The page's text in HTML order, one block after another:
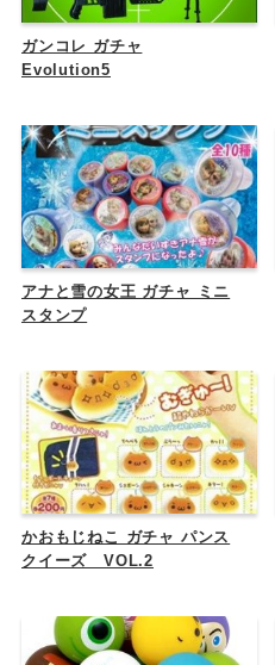
ガンコレ ガチャ
Evolution5
アナと雪の女王 ガチャ ミニ
スタンプ
かおもじねこ ガチャ パンス
クイーズ VOL.2